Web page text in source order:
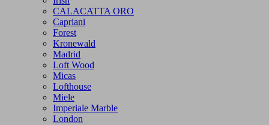
CALACATTA ORO
Capriani
Forest
Kronewald
Madrid
Loft Wood
Micas
Lofthouse
Miele
Imperiale Marble
London